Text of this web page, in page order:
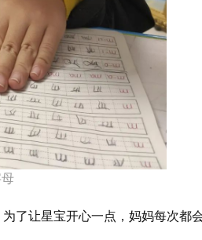
了让星宝开心一点，妈妈每次都